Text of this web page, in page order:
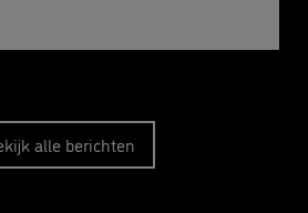
alle berichten